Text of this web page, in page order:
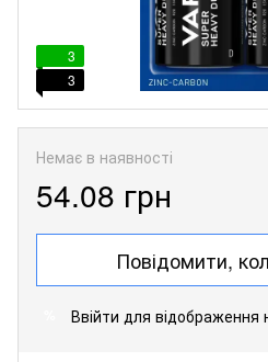
3
3
Немає в наявності
54.08 грн
Повідомити,
Ввійти для відображення